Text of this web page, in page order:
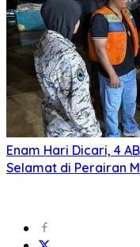
Enam Hari Dicari, 4
Selamat di Perairan